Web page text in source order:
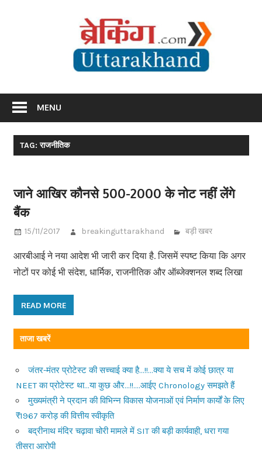
MENU
TAG: राजनीतिक
जाने आखिर कौनसे 500-2000 के नोट नहीं लेंगे
बैंक
15/11/2017 breakinguttarakhand बड़ी खबर
आरबीआई ने नया आदेश भी जारी कर दिया है. जिसमें स्पष्ट किया कि अगर
नोटों पर कोई भी संदेश, धार्मिक, राजनीतिक और ऑब्जेक्शनल शब्द लिखा
READ MORE
ताजा खबरें
जंतर-मंतर प्रोटेस्ट की सच्चाई क्या है…!!…क्या ये सच में कोई छात्र या
NEET का प्रोटेस्ट था…या कुछ और…!!….आईए Chronology समझते हैं
मुख्यमंत्री ने प्रदान की विभिन्न विकास योजनाओं एवं निर्माण कार्यों के लिए
₹1967 करोड़ की वित्तीय स्वीकृति
बद्रीनाथ मंदिर चढ़ावा चोरी मामले में SIT की बड़ी कार्यवाही, धरा गया
तीसरा आरोपी